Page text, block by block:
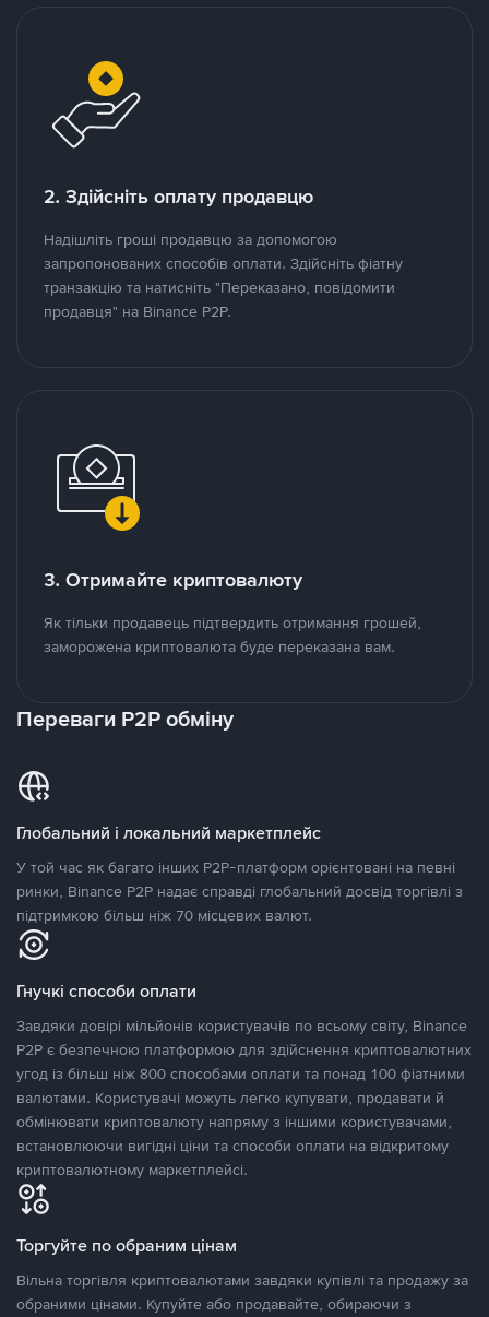
2. Здійсніть оплату продавцю
Надішліть гроші продавцю за допомогою
запропонованих способів оплати. Здійсніть фіатну
транзакцію та натисніть "Переказано, повідомити
продавця" на Binance P2P.
3. Отримайте криптовалюту
Як тільки продавець підтвердить отримання грошей,
заморожена криптовалюта буде переказана вам.
Переваги P2P обміну
Глобальний і локальний маркетплейс
У той час як багато інших P2P-платформ орієнтовані на певні
ринки, Binance P2P надає справді глобальний досвід торгівлі з
підтримкою більш ніж 70 місцевих валют.
Гнучкі способи оплати
Завдяки довірі мільйонів користувачів по всьому світу, Binance
P2P є безпечною платформою для здійснення криптовалютних
угод із більш ніж 800 способами оплати та понад 100 фіатними
валютами. Користувачі можуть легко купувати, продавати й
обмінювати криптовалюту напряму з іншими користувачами,
встановлюючи вигідні ціни та способи оплати на відкритому
криптовалютному маркетплейсі.
Торгуйте по обраним цінам
Вільна торгівля криптовалютами завдяки купівлі та продажу за
обраними цінами. Купуйте або продавайте, обираючи з